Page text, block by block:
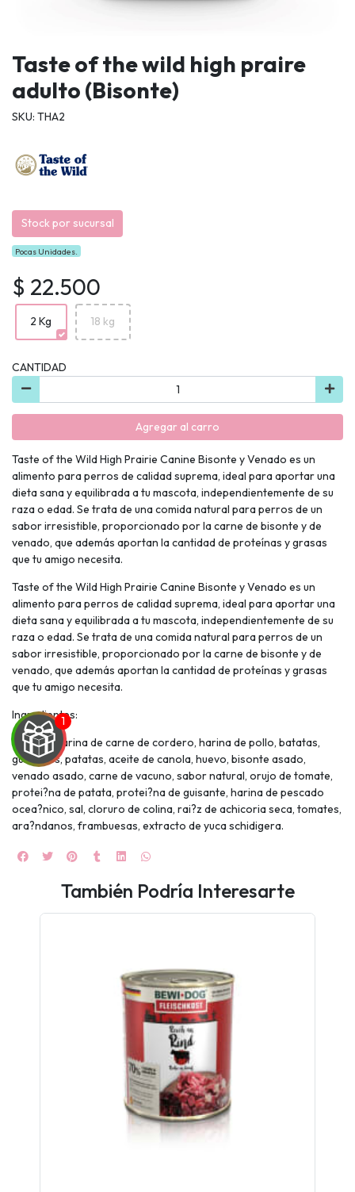
Taste of the wild high praire
adulto (Bisonte)
SKU: THA2
Stock por sucursal
Pocas Unidades.
$ 22.500
2 Kg 18 kg
CANTIDAD
Agregar al carro
Taste of the Wild High Prairie Canine Bisonte y Venado es un
alimento para perros de calidad suprema, ideal para aportar una
dieta sana y equilibrada a tu mascota, independientemente de su
raza o edad. Se trata de una comida natural para perros de un
sabor irresistible, proporcionado por la carne de bisonte y de
venado, que además aportan la cantidad de proteínas y grasas
que tu amigo necesita.
Taste of the Wild High Prairie Canine Bisonte y Venado es un
alimento para perros de calidad suprema, ideal para aportar una
dieta sana y equilibrada a tu mascota, independientemente de su
raza o edad. Se trata de una comida natural para perros de un
sabor irresistible, proporcionado por la carne de bisonte y de
venado, que además aportan la cantidad de proteínas y grasas
que tu amigo necesita.
Ingredientes:
Bu?falo, harina de carne de cordero, harina de pollo, batatas,
guisantes, patatas, aceite de canola, huevo, bisonte asado,
venado asado, carne de vacuno, sabor natural, orujo de tomate,
protei?na de patata, protei?na de guisante, harina de pescado
ocea?nico, sal, cloruro de colina, rai?z de achicoria seca, tomates,
ara?ndanos, frambuesas, extracto de yuca schidigera.
También Podría Interesarte